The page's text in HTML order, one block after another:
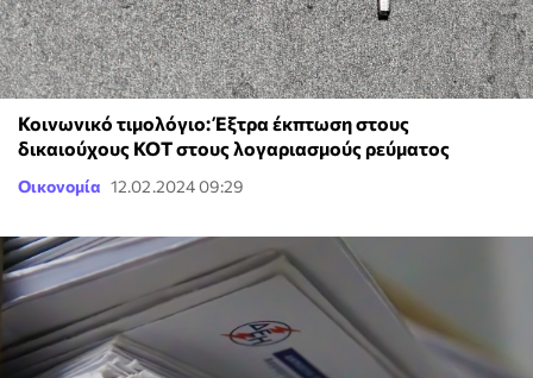
Κοινωνικό τιμολόγιο: Έξτρα έκπτωση στους
δικαιούχους ΚΟΤ στους λογαριασμούς ρεύματος
Οικονομία 12.02.2024 09:29